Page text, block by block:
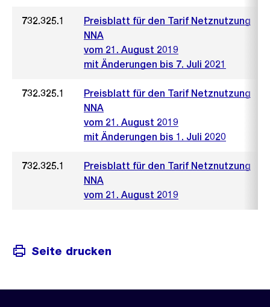
732.325.1
Preisblatt für den Tarif Netznutzung
NNA
vom 21. August 2019
mit Änderungen bis 7. Juli 2021
732.325.1
Preisblatt für den Tarif Netznutzung
NNA
vom 21. August 2019
mit Änderungen bis 1. Juli 2020
732.325.1
Preisblatt für den Tarif Netznutzung
NNA
vom 21. August 2019
Seite drucken